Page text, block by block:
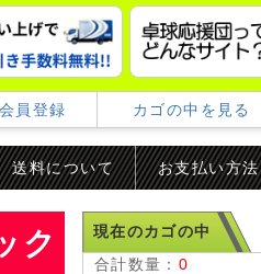
会員登録 カゴの中を見る
送料について お支払い方法
ク
現在のカゴの中
合計数量： 0